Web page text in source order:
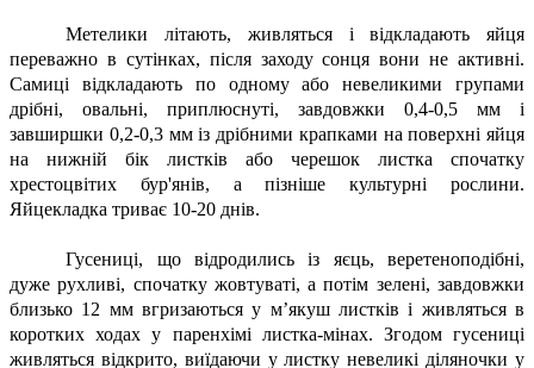
Метелики літають, живляться і відкладають яйця
переважно в сутінках, після заходу сонця вони не активні.
Самиці відкладають по одному або невеликими групами
дрібні, овальні, приплюснуті, завдовжки 0,4-0,5 мм і
завширшки 0,2-0,3 мм із дрібними крапками на поверхні яйця
на нижній бік листків або черешок листка спочатку
хрестоцвітих бур'янів, а пізніше культурні рослини.
Яйцекладка триває 10-20 днів.
Гусениці, що відродились із яєць, веретеноподібні,
дуже рухливі, спочатку жовтуваті, а потім зелені, завдовжки
близько 12 мм вгризаються у м’якуш листків і живляться в
коротких ходах у паренхімі листка-мінах. Згодом гусениці
живляться відкрито, виїдаючи у листку невеликі діляночки у